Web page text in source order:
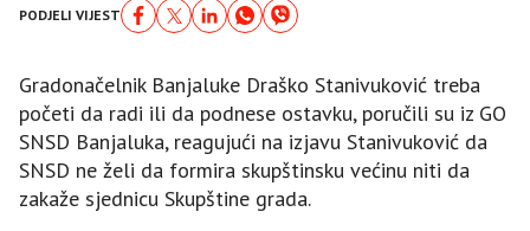
PODJELI VIJEST
Gradonačelnik Banjaluke Draško Stanivuković treba
početi da radi ili da podnese ostavku, poručili su iz GO
SNSD Banjaluka, reagujući na izjavu Stanivuković da
SNSD ne želi da formira skupštinsku većinu niti da
zakaže sjednicu Skupštine grada.